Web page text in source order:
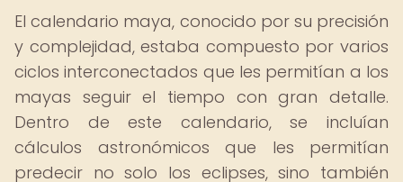
El calendario maya, conocido por su precisión
y complejidad, estaba compuesto por varios
ciclos interconectados que les permitían a los
mayas seguir el tiempo con gran detalle.
Dentro de este calendario, se incluían
cálculos astronómicos que les permitían
predecir no solo los eclipses, sino también